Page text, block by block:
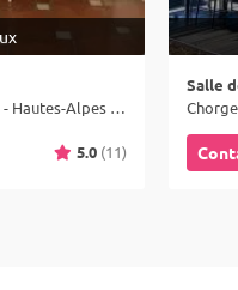
Laragne-Montéglin - Hautes-Alpes (05)
5.0 (11)
Salle